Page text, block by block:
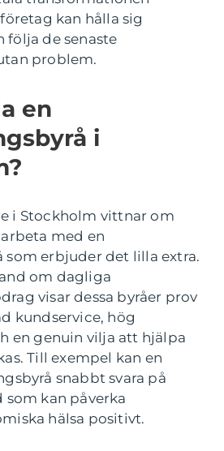
kan hålla sig
följa de senaste
problem.
en
i
i Stockholm vittnar om
med en
som erbjuder det lilla extra.
om dagliga
visar dessa byråer prov
kundservice, hög
en genuin vilja att hjälpa
Till exempel kan en
snabbt svara på
som kan påverka
hälsa positivt.